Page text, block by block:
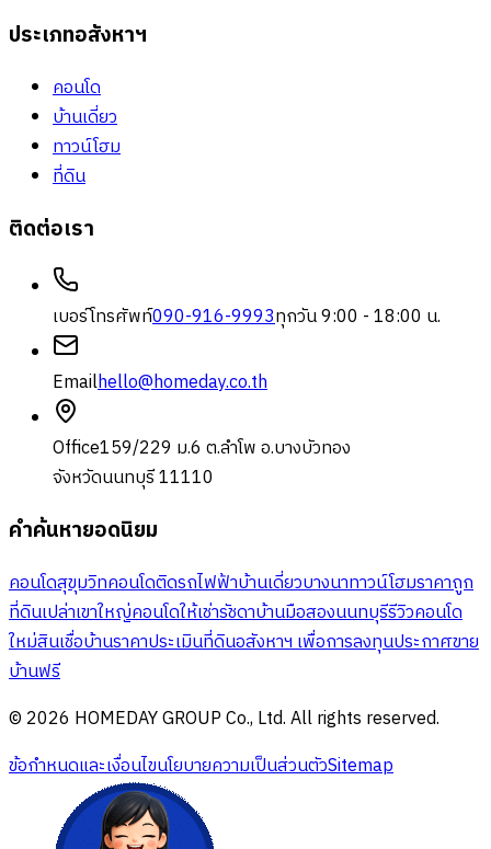
ประเภทอสังหาฯ
คอนโด
บ้านเดี่ยว
ทาวน์โฮม
ที่ดิน
ติดต่อเรา
เบอร์โทรศัพท์090-916-9993ทุกวัน 9:00 - 18:00 น.
Emailhello@homeday.co.th
Office159/229 ม.6 ต.ลำโพ อ.บางบัวทอง
จังหวัดนนทบุรี 11110
คำค้นหายอดนิยม
คอนโดสุขุมวิทคอนโดติดรถไฟฟ้าบ้านเดี่ยวบางนาทาวน์โฮมราคาถูก
ที่ดินเปล่าเขาใหญ่คอนโดให้เช่ารัชดาบ้านมือสองนนทบุรีรีวิวคอนโด
ใหม่สินเชื่อบ้านราคาประเมินที่ดินอสังหาฯ เพื่อการลงทุนประกาศขาย
บ้านฟรี
© 2026 HOMEDAY GROUP Co., Ltd. All rights reserved.
ข้อกำหนดและเงื่อนไขนโยบายความเป็นส่วนตัวSitemap